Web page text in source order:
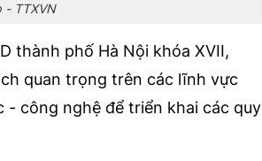
- TTXVN
thành phố Hà Nội khóa XVII,
quan trọng trên các lĩnh vực
- công nghệ để triển khai các quy